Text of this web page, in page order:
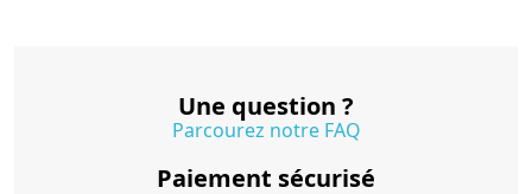
Une question ?
Parcourez notre FAQ
Paiement sécurisé